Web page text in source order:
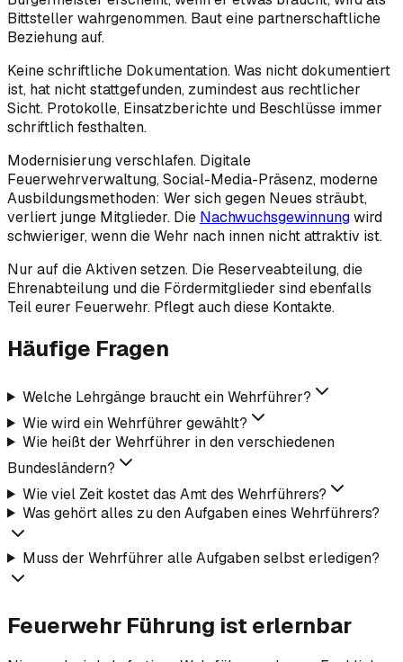
Bittsteller wahrgenommen. Baut eine partnerschaftliche
Beziehung auf.
Keine schriftliche Dokumentation. Was nicht dokumentiert
ist, hat nicht stattgefunden, zumindest aus rechtlicher
Sicht. Protokolle, Einsatzberichte und Beschlüsse immer
schriftlich festhalten.
Modernisierung verschlafen. Digitale
Feuerwehrverwaltung, Social-Media-Präsenz, moderne
Ausbildungsmethoden: Wer sich gegen Neues sträubt,
verliert junge Mitglieder. Die Nachwuchsgewinnungwird
schwieriger, wenn die Wehr nach innen nicht attraktiv ist.
Nur auf die Aktiven setzen. Die Reserveabteilung, die
Ehrenabteilung und die Fördermitglieder sind ebenfalls
Teil eurer Feuerwehr. Pflegt auch diese Kontakte.
Häufige Fragen
Welche Lehrgänge braucht ein Wehrführer?
Wie wird ein Wehrführer gewählt?
Wie heißt der Wehrführer in den verschiedenen
Bundesländern?
Wie viel Zeit kostet das Amt des Wehrführers?
Was gehört alles zu den Aufgaben eines Wehrführers?
Muss der Wehrführer alle Aufgaben selbst erledigen?
Feuerwehr Führung ist erlernbar